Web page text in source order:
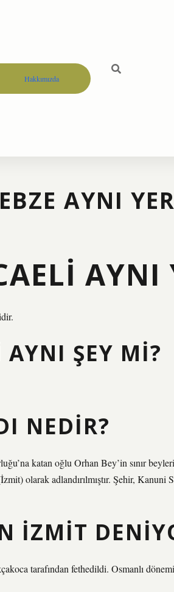
Hakkımızda
AYNI
AYNI
ŞEY MI?
NEDIR?
katan oğlu Orhan Bey’in sınır
olarak adlandırılmıştır. Şehir, Kanuni
İZMIT
tarafından fethedildi. Osmanlı